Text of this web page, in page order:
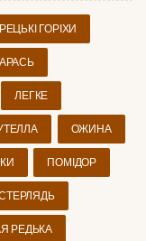
ГОРІХИ
ЛЕГКЕ
ОЖИНА
ПОМІДОР
РЕДЬКА